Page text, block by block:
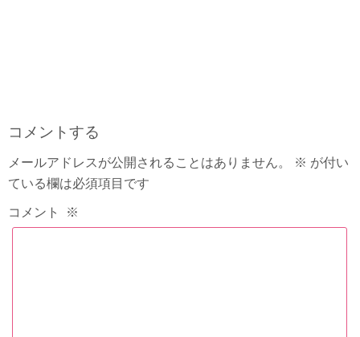
コメントする
メールアドレスが公開されることはありません。 ※ が付い
ている欄は必須項目です
コメント ※